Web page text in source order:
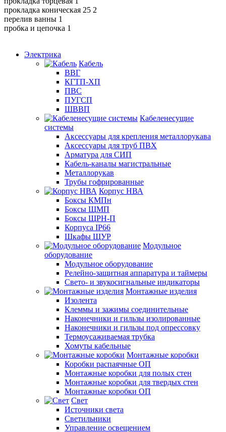
прокладка коническая 25 2
перелив ванны 1
пробка и цепочка 1
Электрика
Кабель
ВВГ
КГТП-ХП
ПВС
ПУГСП
ШВВП
Кабеленесущие
системы
Аксессуары для крепления металлорукава
Аксессуары для труб ПВХ
Арматура для СИП
Кабель-каналы магистральные
Металлорукав
Трубы гофрированные
Корпус НВА
Боксы КМПн
Боксы ЩМП
Боксы ЩРН-П
Корпуса IP66
Шкафы ЩУР
Модульное
оборудование
Модульное оборудование
Релейно-защитная аппаратура и таймеры
Свето- и звукосигнальные индикаторы
Монтажные изделия
Изолента
Клеммы и зажимы соединительные
Наконечники и гильзы изолированные
Наконечники и гильзы под опрессовку
Термоусаживаемая трубка
Хомуты кабельные
Монтажные коробки
Коробки распаячные ОП
Монтажные коробки для полых стен
Монтажные коробки для твердых стен
Монтажные коробки ОП
Свет
Источники света
Светильники
Управление освещением